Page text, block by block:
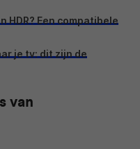
HDR? Een compatibele
je tv: dit zijn de
van